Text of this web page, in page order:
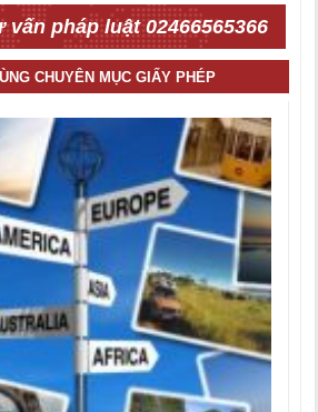
vấn pháp luật 02466565366
CHUYÊN MỤC GIẤY PHÉP